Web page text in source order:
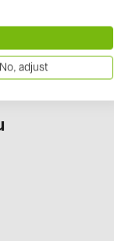
No, adjust